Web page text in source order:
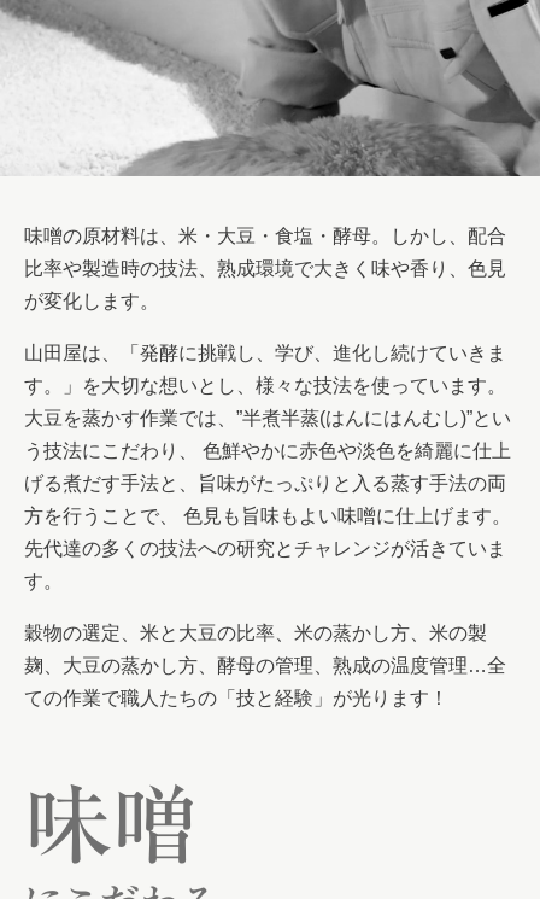
味噌の原材料は、米・大豆・食塩・酵母。しかし、配合
比率や製造時の技法、熟成環境で大きく味や香り、色見
が変化します。
山田屋は、「発酵に挑戦し、学び、進化し続けていきま
す。」を大切な想いとし、様々な技法を使っています。
大豆を蒸かす作業では、”半煮半蒸(はんにはんむし)”とい
う技法にこだわり、 色鮮やかに赤色や淡色を綺麗に仕上
げる煮だす手法と、旨味がたっぷりと入る蒸す手法の両
方を行うことで、 色見も旨味もよい味噌に仕上げます。
先代達の多くの技法への研究とチャレンジが活きていま
す。
穀物の選定、米と大豆の比率、米の蒸かし方、米の製
麹、大豆の蒸かし方、酵母の管理、熟成の温度管理…全
ての作業で職人たちの「技と経験」が光ります！
味噌